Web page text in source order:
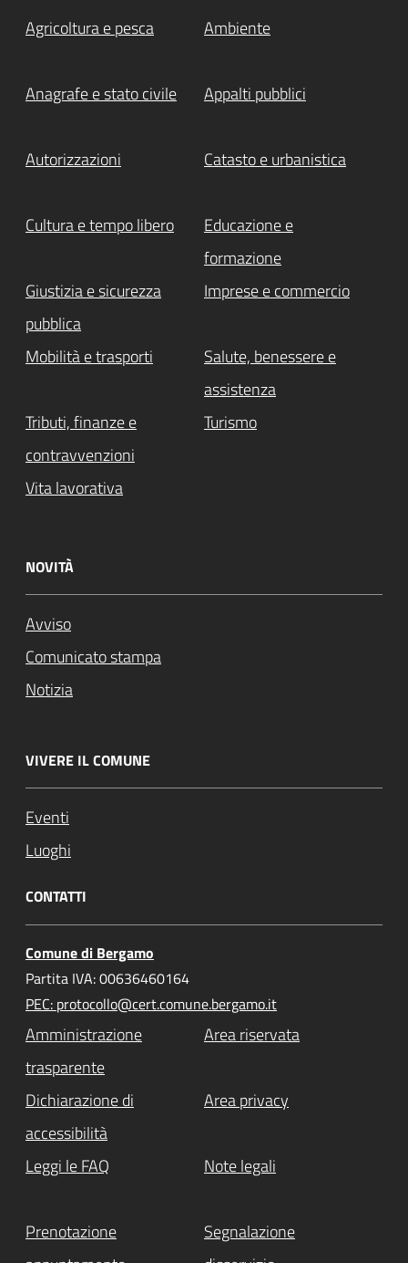
Agricoltura e pesca Ambiente
Anagrafe e stato civile Appalti pubblici
Autorizzazioni Catasto e urbanistica
Cultura e tempo libero
Educazione e
formazione
Giustizia e sicurezza
pubblica
Imprese e commercio
Mobilità e trasporti
Salute, benessere e
assistenza
Tributi, finanze e
contravvenzioni
Turismo
Vita lavorativa
NOVITÀ
Avviso
Comunicato stampa
Notizia
VIVERE IL COMUNE
Eventi
Luoghi
CONTATTI
Comune di Bergamo
Partita IVA: 00636460164
PEC: protocollo@cert.comune.bergamo.it
Amministrazione
trasparente
Area riservata
Dichiarazione di
accessibilità
Area privacy
Leggi le FAQ Note legali
Prenotazione
Segnalazione